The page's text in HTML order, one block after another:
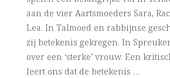
aan de vier Aartsmoeders Sara,
Lea. In Talmoed en rabbijnse
zij betekenis gekregen. In
over een ‘sterke’ vrouw. Een
leert ons dat de betekenis …